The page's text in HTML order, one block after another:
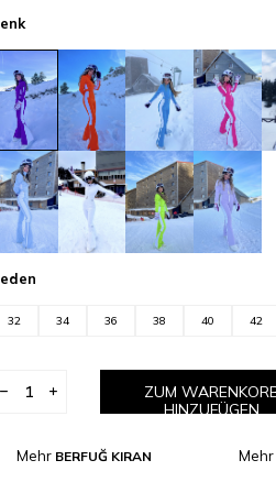
32 34 36 38 40 42
ZUM
HINZUFÜGEN
Mehr BERFUĞ KIRAN Mehr